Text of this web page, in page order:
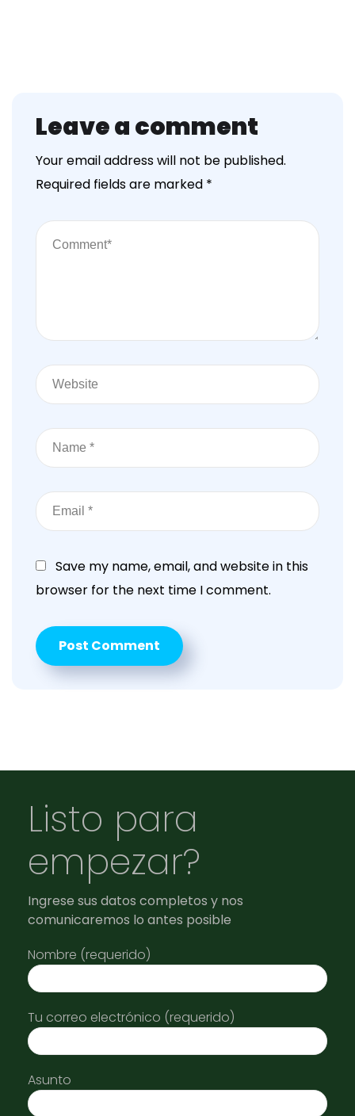
Leave a comment
Your email address will not be published.
Required fields are marked *
Save my name, email, and website in this
browser for the next time I comment.
Listo para
empezar?
Ingrese sus datos completos y nos
comunicaremos lo antes posible
Nombre (requerido)
Tu correo electrónico (requerido)
Asunto